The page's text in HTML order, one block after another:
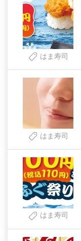
はま寿司
はま寿司
はま寿司